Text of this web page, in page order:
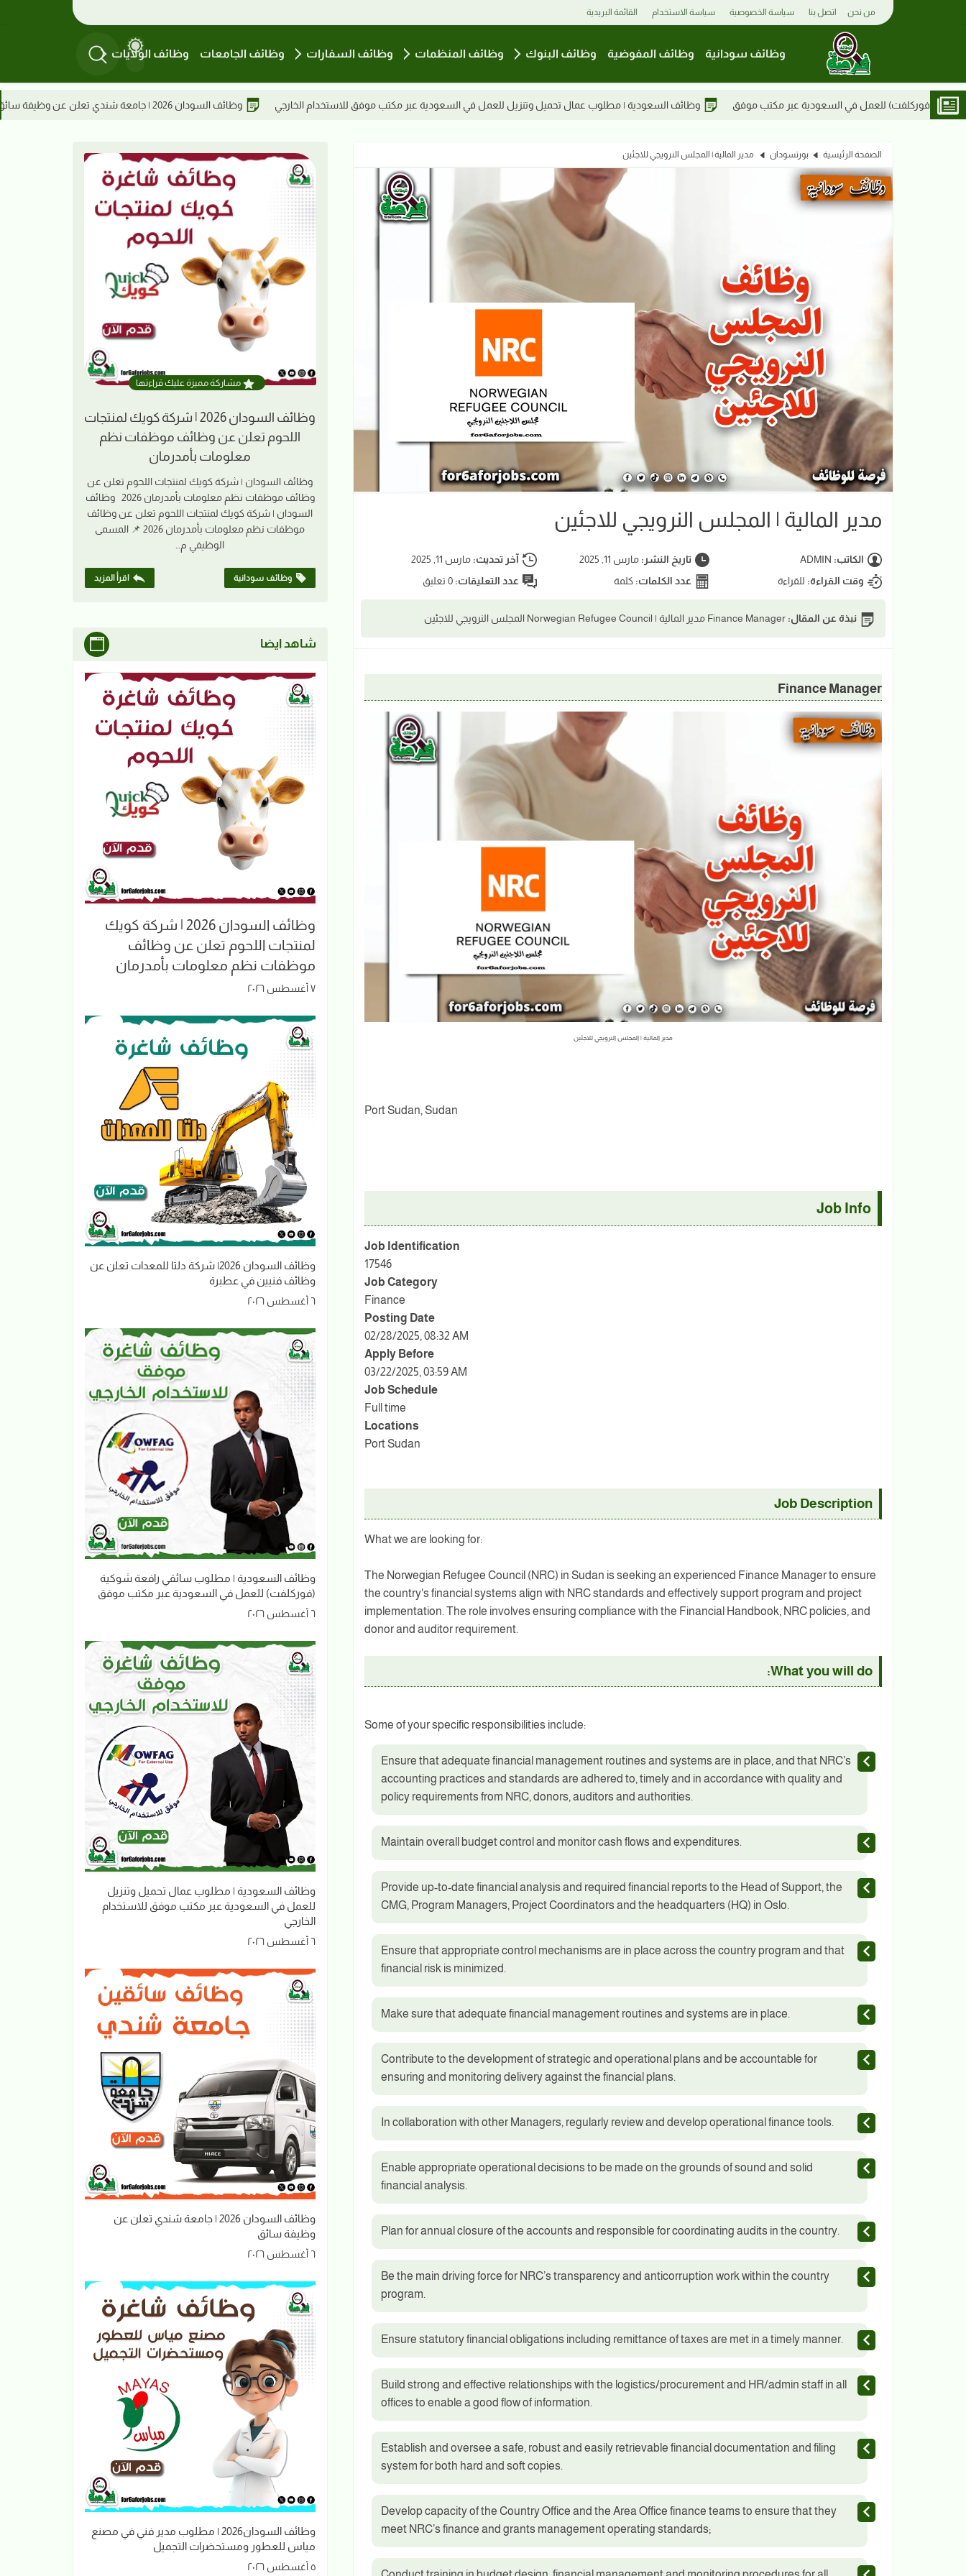
من نحن اتصل بنا سياسة الخصوصية سياسة الاستخدام القائمة البريدية
وظائف سودانية وظائف المفوضية وظائف البنوك وظائف المنظمات وظائف السفارات وظائف الجامعات وظائف الولايات
عبر مكتب موفق وظائف السعودية | مطلوب عمال تحميل وتنزيل للعمل في السعودية عبر مكتب موفق للاستخدام الخارجي وظائف السودان 2026 | جامعة شندي تعلن عن وظيفة سائق وظائف السودان2026 | مطلوب مدير فني في مصنع مياس للعطور ومستحضرات التجميل
الصفحة الرئيسية بورتسودان مدير المالية | المجلس النرويجي للاجئين
مدير المالية | المجلس النرويجي للاجئين
الكاتب: ADMIN تاريخ النشر: مارس 11, 2025 آخر تحديث:مارس 11, 2025
وقت القراءة: للقراءة عدد الكلمات: كلمة عدد التعليقات:0 تعليق
نبذة عن المقال: Finance Manager مدير المالية | Norwegian Refugee Council المجلس النرويجي للاجئين
Finance Manager
مدير المالية | المجلس النرويجي للاجئين
Port Sudan, Sudan
Job Info
Job Identification
17546
Job Category
Finance
Posting Date
02/28/2025, 08:32 AM
Apply Before
03/22/2025, 03:59 AM
Job Schedule
Full time
Locations
Port Sudan
Job Description
What we are looking for:
The Norwegian Refugee Council (NRC) in Sudan is seeking an experienced Finance Manager to ensure
the country's financial systems align with NRC standards and effectively support program and project
implementation. The role involves ensuring compliance with the Financial Handbook, NRC policies, and
donor and auditor requirement.
What you will do:
Some of your specific responsibilities include:
Ensure that adequate financial management routines and systems are in place, and that NRC’s
accounting practices and standards are adhered to, timely and in accordance with quality and
policy requirements from NRC, donors, auditors and authorities.
Maintain overall budget control and monitor cash flows and expenditures.
Provide up-to-date financial analysis and required financial reports to the Head of Support, the
CMG, Program Managers, Project Coordinators and the headquarters (HQ) in Oslo.
Ensure that appropriate control mechanisms are in place across the country program and that
financial risk is minimized.
Make sure that adequate financial management routines and systems are in place.
Contribute to the development of strategic and operational plans and be accountable for
ensuring and monitoring delivery against the financial plans.
In collaboration with other Managers, regularly review and develop operational finance tools.
Enable appropriate operational decisions to be made on the grounds of sound and solid
financial analysis.
Plan for annual closure of the accounts and responsible for coordinating audits in the country.
Be the main driving force for NRC’s transparency and anti­corruption work within the country
program.
Ensure statutory financial obligations including remittance of taxes are met in a timely manner.
Build strong and effective relationships with the logistics/procurement and HR/admin staff in all
offices to enable a good flow of information.
Establish and oversee a safe, robust and easily retrievable financial documentation and filing
system for both hard and soft copies.
Develop capacity of the Country Office and the Area Office finance teams to ensure that they
meet NRC’s finance and grants management operating standards;
مشاركة مميزة عليك قراءتها
وظائف السودان 2026 | شركة كويك لمنتجات
اللحوم تعلن عن وظائف موظفات نظم
معلومات بأمدرمان
وظائف السودان | شركة كويك لمنتجات اللحوم تعلن عن
وظائف موظفات نظم معلومات بأمدرمان 2026 وظائف
السودان | شركة كويك لمنتجات اللحوم تعلن عن وظائف
موظفات نظم معلومات بأمدرمان 2026 📌 المسمى
الوظيفي م…
وظائف سودانية اقرأ المزيد
شاهد ايضا
وظائف السودان 2026 | شركة كويك
لمنتجات اللحوم تعلن عن وظائف
موظفات نظم معلومات بأمدرمان
٧ أغسطس ٢٠٢٦
وظائف السودان 2026| شركة دلتا للمعدات تعلن عن
وظائف فنيين في عطبرة
٦ أغسطس ٢٠٢٦
وظائف السعودية | مطلوب سائقي رافعة شوكية
(فوركلفت) للعمل في السعودية عبر مكتب موفق
٦ أغسطس ٢٠٢٦
وظائف السعودية | مطلوب عمال تحميل وتنزيل
للعمل في السعودية عبر مكتب موفق للاستخدام
الخارجي
٦ أغسطس ٢٠٢٦
وظائف السودان 2026 | جامعة شندي تعلن عن
وظيفة سائق
٦ أغسطس ٢٠٢٦
وظائف السودان2026 | مطلوب مدير فني في مصنع
مياس للعطور ومستحضرات التجميل
٥ أغسطس ٢٠٢٦